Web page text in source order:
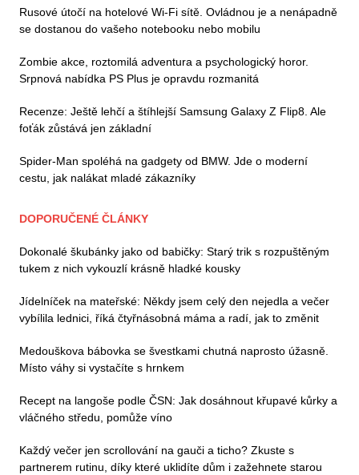
Rusové útočí na hotelové Wi-Fi sítě. Ovládnou je a nenápadně
se dostanou do vašeho notebooku nebo mobilu
Zombie akce, roztomilá adventura a psychologický horor.
Srpnová nabídka PS Plus je opravdu rozmanitá
Recenze: Ještě lehčí a štíhlejší Samsung Galaxy Z Flip8. Ale
foťák zůstává jen základní
Spider-Man spoléhá na gadgety od BMW. Jde o moderní
cestu, jak nalákat mladé zákazníky
DOPORUČENÉ ČLÁNKY
Dokonalé škubánky jako od babičky: Starý trik s rozpuštěným
tukem z nich vykouzlí krásně hladké kousky
Jídelníček na mateřské: Někdy jsem celý den nejedla a večer
vybílila lednici, říká čtyřnásobná máma a radí, jak to změnit
Medouškova bábovka se švestkami chutná naprosto úžasně.
Místo váhy si vystačíte s hrnkem
Recept na langoše podle ČSN: Jak dosáhnout křupavé kůrky a
vláčného středu, pomůže víno
Každý večer jen scrollování na gauči a ticho? Zkuste s
partnerem rutinu, díky které uklidíte dům i zažehnete starou